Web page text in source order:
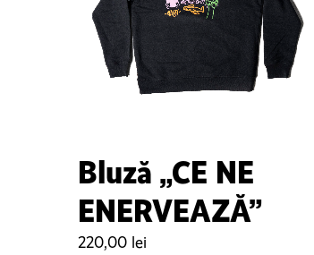
Bluză „CE NE
ENERVEAZĂ”
220,00 lei